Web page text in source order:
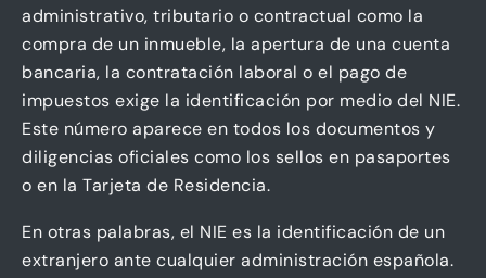
administrativo, tributario o contractual como la
compra de un inmueble, la apertura de una cuenta
bancaria, la contratación laboral o el pago de
impuestos exige la identificación por medio del NIE.
Este número aparece en todos los documentos y
diligencias oficiales como los sellos en pasaportes
o en la Tarjeta de Residencia.
En otras palabras, el NIE es la identificación de un
extranjero ante cualquier administración española.